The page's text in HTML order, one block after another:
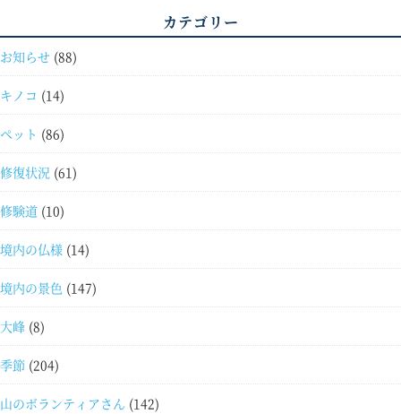
カテゴリー
お知らせ (88)
キノコ (14)
ペット (86)
修復状況 (61)
修験道 (10)
境内の仏様 (14)
境内の景色 (147)
大峰 (8)
季節 (204)
山のボランティアさん (142)